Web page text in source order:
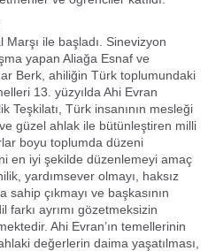
ile başladı. Sinevizyon
yapan Aliağa Esnaf ve
Berk, ahiliğin Türk toplumundaki
13. yüzyılda Ahi Evran
Teşkilatı, Türk insanının mesleği
güzel ahlak ile bütünleştiren milli
boyu toplumda düzeni
en iyi şekilde düzenlemeyi amaç
yardımsever olmayı, haksız
çıkmayı ve başkasının
farkı ayrımı gözetmeksizin
Ahi Evran’ın temellerinin
değerlerin daima yaşatılması,